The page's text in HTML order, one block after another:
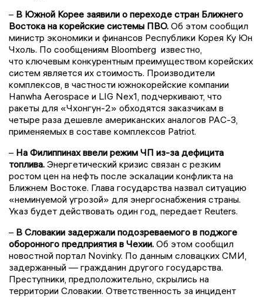
– В Южной Корее заявили о переходе стран Ближнего
Востока на корейские системы ПВО. Об этом сообщил
министр экономики и финансов Республики Корея Ку Юн
Чхоль. По сообщениям Bloomberg известно,
что ключевым конкурентным преимуществом корейских
систем является их стоимость. Производители
комплексов, в частности южнокорейские компании
Hanwha Aerospace и LIG Nex1, подчеркивают, что
ракеты для «Чхонгун-2» обходятся заказчикам в
четыре раза дешевле американских аналогов PAC-3,
применяемых в составе комплексов Patriot.
– На Филиппинах ввели режим ЧП из-за дефицита
топлива. Энергетический кризис связан с резким
ростом цен на нефть после эскалации конфликта на
Ближнем Востоке. Глава государства назвал ситуацию
«неминуемой угрозой» для энергоснабжения страны.
Указ будет действовать один год, передает Reuters.
– В Словакии задержали подозреваемого в поджоге
оборонного предприятия в Чехии. Об этом сообщил
новостной портал Novinky. По данным словацких СМИ,
задержанный — гражданин другого государства.
Преступники, предположительно, скрылись на
территории Словакии. Ответственность за инцидент